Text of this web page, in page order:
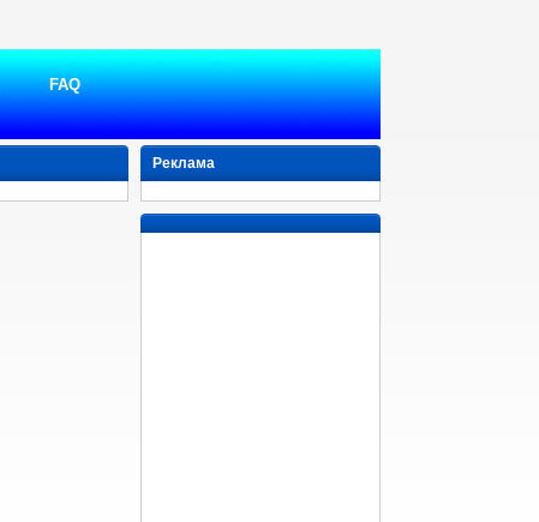
FAQ
Реклама